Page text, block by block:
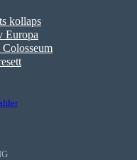
kollaps
Europa